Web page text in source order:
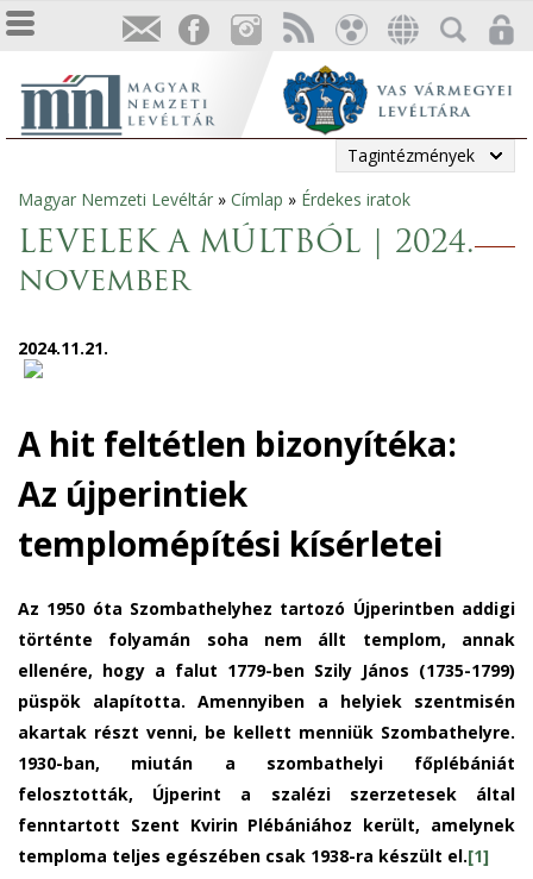
Tagintézmények
Jelenlegi
hely
Magyar Nemzeti Levéltár » Címlap » Érdekes iratok
LEVELEK A MÚLTBÓL | 2024.
november
2024.11.21.
A hit feltétlen bizonyítéka:
Az újperintiek
templomépítési kísérletei
Az 1950 óta Szombathelyhez tartozó Újperintben addigi
történte folyamán soha nem állt templom, annak
ellenére, hogy a falut 1779-ben Szily János (1735-1799)
püspök alapította. Amennyiben a helyiek szentmisén
akartak részt venni, be kellett menniük Szombathelyre.
1930-ban, miután a szombathelyi főplébániát
felosztották, Újperint a szalézi szerzetesek által
fenntartott Szent Kvirin Plébániához került, amelynek
temploma teljes egészében csak 1938-ra készült el.[1]